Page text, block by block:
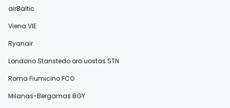
airBaltic
Viena VIE
Ryanair
Londono Stanstedo oro uostas STN
Roma Fiumicino FCO
Milanas-Bergamas BGY